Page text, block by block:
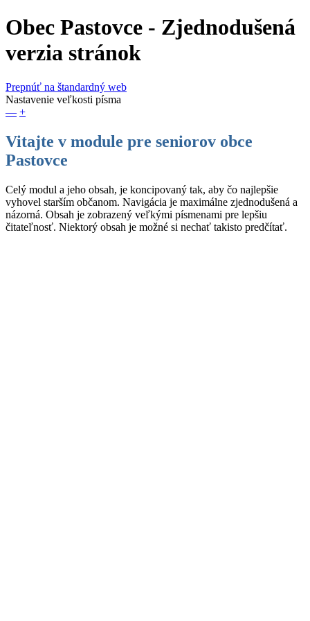
Obec Pastovce - Zjednodušená
verzia stránok
Prepnúť na štandardný web
Nastavenie veľkosti písma
— +
Vitajte v module pre seniorov obce
Pastovce
Celý modul a jeho obsah, je koncipovaný tak, aby čo najlepšie
vyhovel starším občanom. Navigácia je maximálne zjednodušená a
názorná. Obsah je zobrazený veľkými písmenami pre lepšiu
čitateľnosť. Niektorý obsah je možné si nechať takisto predčítať.